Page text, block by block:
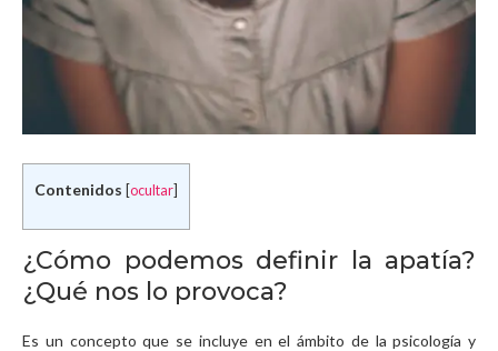
Contenidos ocultar
¿Cómo podemos definir la apatía?
¿Qué nos lo provoca?
Es un concepto que se incluye en el ámbito de la psicología y